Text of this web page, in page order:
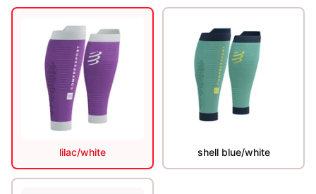
lilac/white shell blue/white